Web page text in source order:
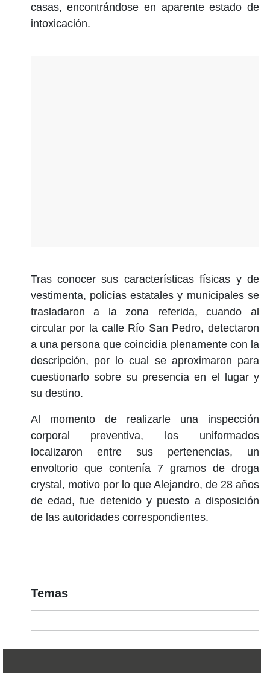
casas, encontrándose en aparente estado de
intoxicación.
Tras conocer sus características físicas y de
vestimenta, policías estatales y municipales se
trasladaron a la zona referida, cuando al
circular por la calle Río San Pedro, detectaron
a una persona que coincidía plenamente con la
descripción, por lo cual se aproximaron para
cuestionarlo sobre su presencia en el lugar y
su destino.
Al momento de realizarle una inspección
corporal preventiva, los uniformados
localizaron entre sus pertenencias, un
envoltorio que contenía 7 gramos de droga
crystal, motivo por lo que Alejandro, de 28 años
de edad, fue detenido y puesto a disposición
de las autoridades correspondientes.
Temas